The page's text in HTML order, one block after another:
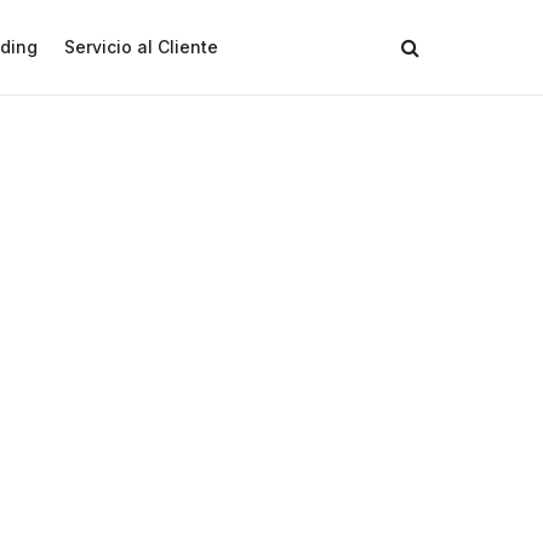
Servicio al Cliente